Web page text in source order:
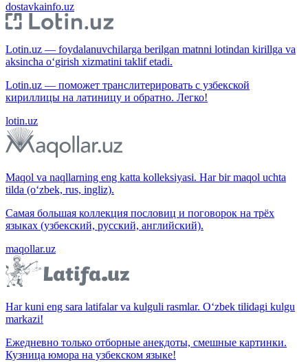
dostavkainfo.uz
Lotin.uz — foydalanuvchilarga berilgan matnni lotindan kirillga va
aksincha o‘girish xizmatini taklif etadi.
Lotin.uz — поможет транслитерировать с узбекской
кириллицы на латиницу и обратно. Легко!
lotin.uz
Maqol va naqllarning eng katta kolleksiyasi. Har bir maqol uchta
tilda (o‘zbek, rus, ingliz).
Самая большая коллекция пословиц и поговорок на трёх
языках (узбекский, русский, английский).
maqollar.uz
Har kuni eng sara latifalar va kulguli rasmlar. O‘zbek tilidagi kulgu
markazi!
Ежедневно только отборные анекдоты, смешные картинки.
Кузница юмора на узбекском языке!